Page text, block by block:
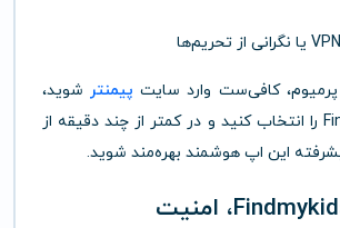
کافی‌ست وارد سایت پیمنتر شوید،
اشتراک Findmykids را انتخاب کنید و در کمتر از چند دقیقه از
این اپ هوشمند بهره‌مند شوید.
جمع‌بندی: Findmykids، امنیت